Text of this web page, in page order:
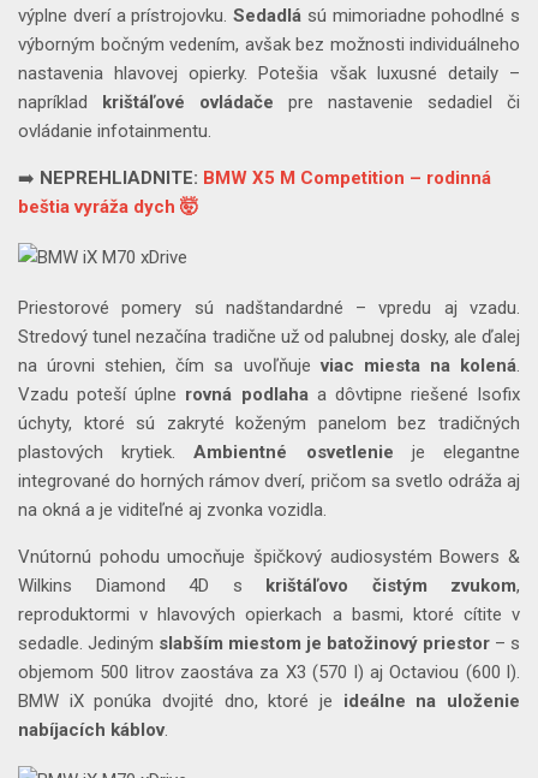
výplne dverí a prístrojovku. Sedadlá sú mimoriadne pohodlné s
výborným bočným vedením, avšak bez možnosti individuálneho
nastavenia hlavovej opierky. Potešia však luxusné detaily –
napríklad krištáľové ovládače pre nastavenie sedadiel či
ovládanie infotainmentu.
➡️ NEPREHLIADNITE: BMW X5 M Competition – rodinná
beštia vyráža dych 🤯
Priestorové pomery sú nadštandardné – vpredu aj vzadu.
Stredový tunel nezačína tradične už od palubnej dosky, ale ďalej
na úrovni stehien, čím sa uvoľňuje viac miesta na kolená.
Vzadu poteší úplne rovná podlahaa dôvtipne riešené Isofix
úchyty, ktoré sú zakryté koženým panelom bez tradičných
plastových krytiek.Ambientné osvetlenie je elegantne
integrované do horných rámov dverí, pričom sa svetlo odráža aj
na okná a je viditeľné aj zvonka vozidla.
Vnútornú pohodu umocňuje špičkový audiosystém Bowers &
Wilkins Diamond 4D s krištáľovo čistým zvukom,
reproduktormi v hlavových opierkach a basmi, ktoré cítite v
sedadle. Jediným slabším miestom je batožinový priestor – s
objemom 500 litrov zaostáva za X3 (570 l) aj Octaviou (600 l).
BMW iX ponúka dvojité dno, ktoré je ideálne na uloženie
nabíjacích káblov.